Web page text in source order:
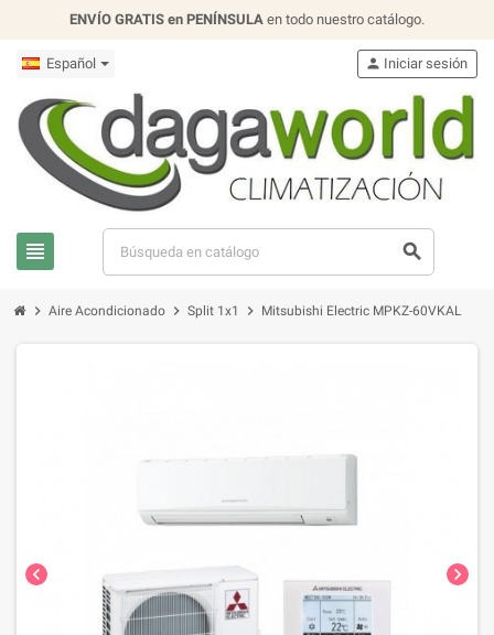
ENVÍO GRATIS en PENÍNSULA en todo nuestro catálogo.
Español
view_headline search
person Iniciar sesión
chevron_right Aire Acondicionado chevron_right Split 1x1 chevron_right Mitsubishi Electric MPKZ-60VKAL
chevron_left chevron_right